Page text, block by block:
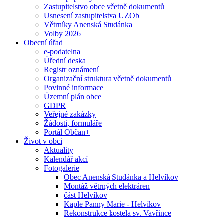
Zastupitelstvo obce včetně dokumentů
Usnesení zastupitelstva UZOb
Větrníky Anenská Studánka
Volby 2026
Obecní úřad
e-podatelna
Úřední deska
Registr oznámení
Organizační struktura včetně dokumentů
Povinné informace
Územní plán obce
GDPR
Veřejné zakázky
Žádosti, formuláře
Portál Občan+
Život v obci
Aktuality
Kalendář akcí
Fotogalerie
Obec Anenská Studánka a Helvíkov
Montáž větrných elektráren
část Helvíkov
Kaple Panny Marie - Helvíkov
Rekonstrukce kostela sv. Vavřince